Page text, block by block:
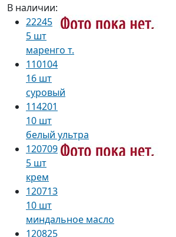
В наличии:
22245
5 шт
маренго т.
110104
16 шт
суровый
114201
10 шт
белый ультра
120709
5 шт
крем
120713
10 шт
миндальное масло
120825